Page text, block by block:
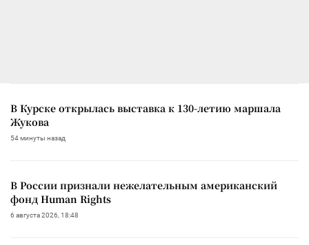
В Курске открылась выставка к 130-летию маршала
Жукова
54 минуты назад
В России признали нежелательным американский
фонд Human Rights
6 августа 2026, 18:48